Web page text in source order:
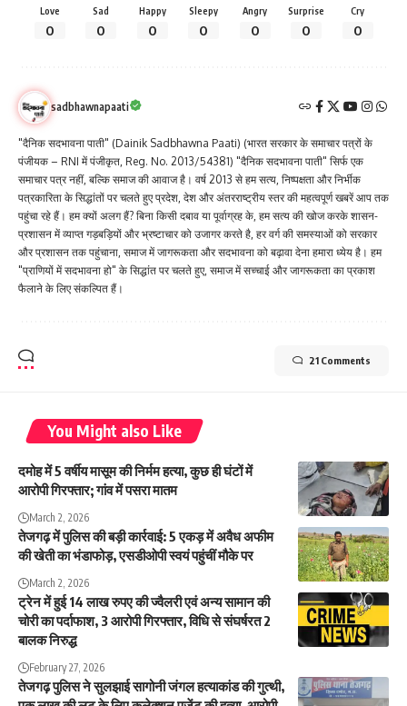
Love
0
Sad
0
Happy
0
Sleepy
0
Angry
0
Surprise
0
Cry
0
sadbhawnapaati
"दैनिक सदभावना पाती" (Dainik Sadbhawna Paati) (भारत सरकार के समाचार पत्रों के
पंजीयक – RNI में पंजीकृत, Reg. No. 2013/54381) "दैनिक सदभावना पाती" सिर्फ एक
समाचार पत्र नहीं, बल्कि समाज की आवाज है। वर्ष 2013 से हम सत्य, निष्पक्षता और निर्भीक
पत्रकारिता के सिद्धांतों पर चलते हुए प्रदेश, देश और अंतरराष्ट्रीय स्तर की महत्वपूर्ण खबरें आप तक
पहुंचा रहे हैं। हम क्यों अलग हैं? बिना किसी दबाव या पूर्वाग्रह के, हम सत्य की खोज करके शासन-
प्रशासन में व्याप्त गड़बड़ियों और भ्रष्टाचार को उजागर करते है, हर वर्ग की समस्याओं को सरकार
और प्रशासन तक पहुंचाना, समाज में जागरूकता और सदभावना को बढ़ावा देना हमारा ध्येय है। हम
"प्राणियों में सदभावना हो" के सिद्धांत पर चलते हुए, समाज में सच्चाई और जागरूकता का प्रकाश
फैलाने के लिए संकल्पित हैं।
21 Comments
You Might also Like
दमोह में 5 वर्षीय मासूम की निर्मम हत्या, कुछ ही घंटों में
आरोपी गिरफ्तार; गांव में पसरा मातम
March 2, 2026
तेजगढ़ में पुलिस की बड़ी कार्रवाई: 5 एकड़ में अवैध अफीम
की खेती का भंडाफोड़, एसडीओपी स्वयं पहुंचीं मौके पर
March 2, 2026
ट्रेन में हुई 14 लाख रुपए की ज्वैलरी एवं अन्य सामान की
चोरी का पर्दाफाश, 3 आरोपी गिरफ्तार, विधि से संघर्षरत 2
बालक निरुद्ध
February 27, 2026
तेजगढ़ पुलिस ने सुलझाई सागोनी जंगल हत्याकांड की गुत्थी,